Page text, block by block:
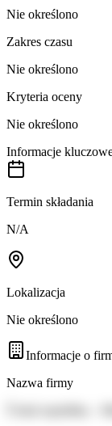
Nie określono
Zakres czasu
Nie określono
Kryteria oceny
Nie określono
Informacje
Termin składania
N/A
Lokalizacja
Nie określono
Informacje o
Nazwa firmy